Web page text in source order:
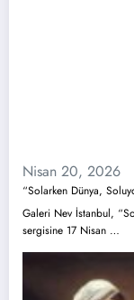
Nisan 20, 2026
“Solarken Dünya,
Galeri Nev İstanbul,
sergisine 17 Nisan …